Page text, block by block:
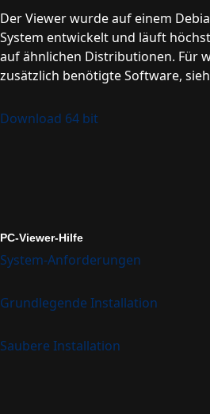
Der Viewer wurde auf einem
System entwickelt und läuft
auf ähnlichen Distributionen. Für
zusätzlich benötigte Software,
Download 64 bit
PC-Viewer-Hilfe
System-Anforderungen
Grundlegende Installation
Saubere Installation